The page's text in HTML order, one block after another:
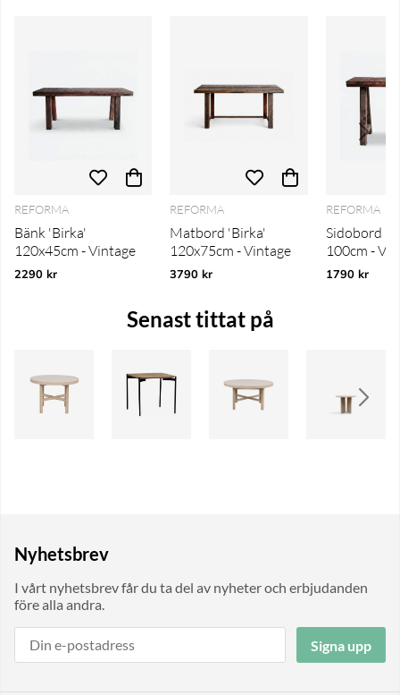
REFORMA
Bänk 'Birka'
120x45cm - Vintage
2290 kr
REFORMA
Matbord 'Birka'
120x75cm - Vintage
3790 kr
REFORMA
Sidobord
100cm -
1790 kr
Senast tittat på
Nyhetsbrev
I vårt nyhetsbrev får du ta del av nyheter och erbjudanden
före alla andra.
Signa upp